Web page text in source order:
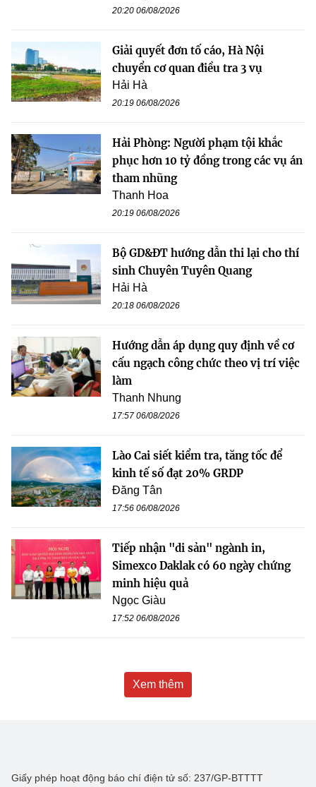
20:20 06/08/2026
Giải quyết đơn tố cáo, Hà Nội
chuyển cơ quan điều tra 3 vụ
Hải Hà
20:19 06/08/2026
Hải Phòng: Người phạm tội khắc
phục hơn 10 tỷ đồng trong các vụ án
tham nhũng
Thanh Hoa
20:19 06/08/2026
Bộ GD&ĐT hướng dẫn thi lại cho thí
sinh Chuyên Tuyên Quang
Hải Hà
20:18 06/08/2026
Hướng dẫn áp dụng quy định về cơ
cấu ngạch công chức theo vị trí việc
làm
Thanh Nhung
17:57 06/08/2026
Lào Cai siết kiểm tra, tăng tốc để
kinh tế số đạt 20% GRDP
Đăng Tân
17:56 06/08/2026
Tiếp nhận "di sản" ngành in,
Simexco Daklak có 60 ngày chứng
minh hiệu quả
Ngọc Giàu
17:52 06/08/2026
Xem thêm
Giấy phép hoạt động báo chí điện tử số: 237/GP-BTTTT